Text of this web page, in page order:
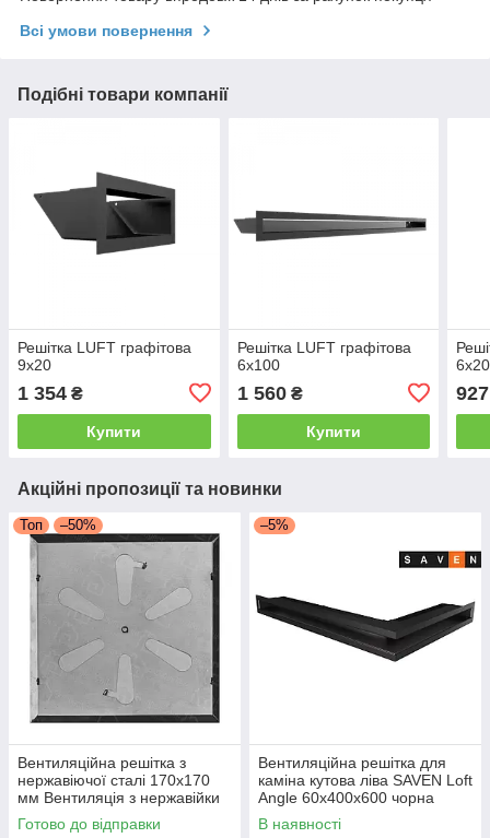
Всі умови повернення
Подібні товари компанії
Решітка LUFT графітова
9x20
1 354 ₴
Купити
Решітка LUFT графітова
6x100
1 560₴
Купити
6x20
927
Акційні пропозиції та новинки
Топ –50%
Вентиляційна решітка з
нержавіючої сталі 170x170
мм Вентиляція з нержавійки
для печі
Готово до відправки
–5%
Вентиляційна решітка для
каміна кутова ліва SAVEN Loft
Angle 60х400х600 чорна
В наявності